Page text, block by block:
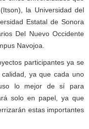
la Universidad del
Estatal de Sonora
Del Nuevo Occidente
Navojoa.
participantes ya se
ya que cada uno
lo mejor de sí para
solo en papel, ya que
estas importantes